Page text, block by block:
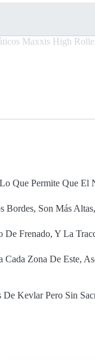
Maxxis High
Que Permite Que El
Son Más
Frenado, Y La
Zona De Este,
Kevlar Pero Sin